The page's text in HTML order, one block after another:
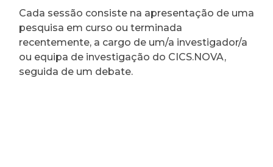
Cada sessão consiste na apresentação de uma
pesquisa em curso ou terminada
recentemente, a cargo de um/a investigador/a
ou equipa de investigação do CICS.NOVA,
seguida de um debate.